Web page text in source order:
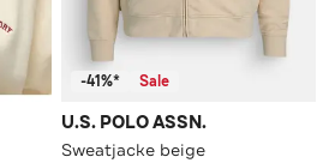
-41%* Sale
U.S. POLO ASSN.
Sweatjacke beige